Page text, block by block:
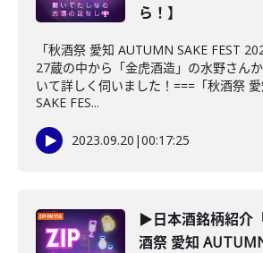
ら！】
「秋酒祭 愛知 AUTUMN SAKE FEST
27蔵の中から「金虎酒造」の水野さん
いて詳しく伺いました！===「秋酒祭
SAKE FES...
2023.09.20 |00:17:25
▶日本酒銘柄紹介
酒祭 愛知